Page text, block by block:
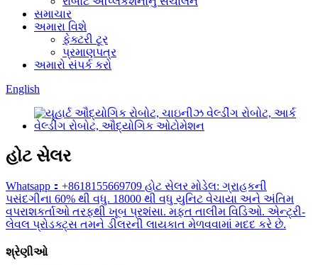
સમાચાર
અમારા વિશે
ફેક્ટરી ટૂર
પ્રમાણપત્ર
અમારો સંપર્ક કરો
English
હોટ સેલર
Whatsapp：+8618155669709 હોટ સેલર મોડેલ: ગ્રાહકની
પસંદગીના 60% થી વધુ. 18000 થી વધુ યુનિટ વેચાયા અને અંતિમ
વપરાશકર્તાઓ તરફથી ખૂબ પ્રશંસા. મફત તાલીમ વિડિઓ. એન્ટ્રી-
લેવલ પ્રોડક્ટ્સ તમને ડીલરની લાયકાત મેળવવામાં મદદ કરે છે.
શ્રેણીઓ